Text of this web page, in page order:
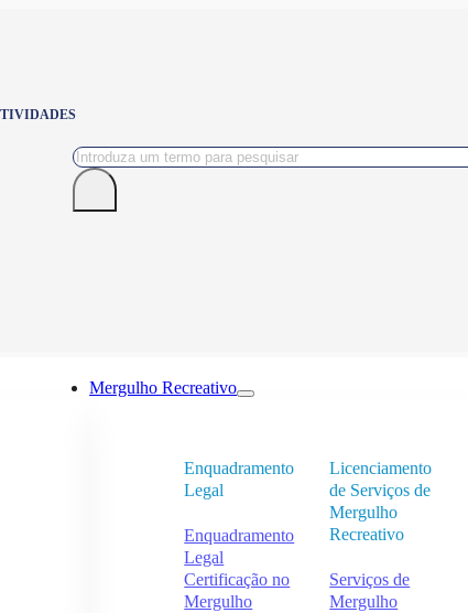
Pesquisar
Mergulho Recreativo
Enquadramento
Legal
Enquadramento
Legal
Certificação no
Mergulho
Licenciamento
de Serviços de
Mergulho
Recreativo
Serviços de
Mergulho